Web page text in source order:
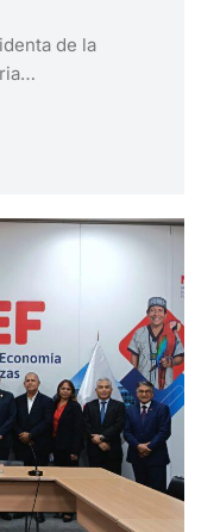
de la